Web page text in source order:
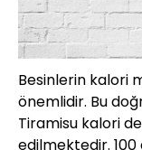
Besinlerin kalori
önemlidir. Bu
Tiramisu kalori
edilmektedir.